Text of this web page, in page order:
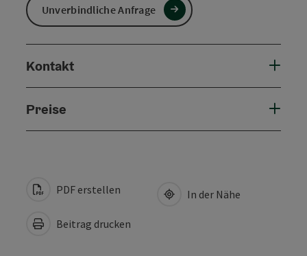
Unverbindliche Anfrage
Kontakt
Preise
PDF erstellen
Beitrag drucken
In der Nähe